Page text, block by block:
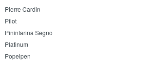
Pierre Cardin
Pilot
Pininfarina Segno
Platinum
Popelpen